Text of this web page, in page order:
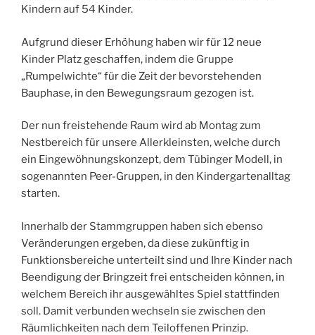
Kindern auf 54 Kinder.
Aufgrund dieser Erhöhung haben wir für 12 neue
Kinder Platz geschaffen, indem die Gruppe
„Rumpelwichte“ für die Zeit der bevorstehenden
Bauphase, in den Bewegungsraum gezogen ist.
Der nun freistehende Raum wird ab Montag zum
Nestbereich für unsere Allerkleinsten, welche durch
ein Eingewöhnungskonzept, dem Tübinger Modell, in
sogenannten Peer-Gruppen, in den Kindergartenalltag
starten.
Innerhalb der Stammgruppen haben sich ebenso
Veränderungen ergeben, da diese zukünftig in
Funktionsbereiche unterteilt sind und Ihre Kinder nach
Beendigung der Bringzeit frei entscheiden können, in
welchem Bereich ihr ausgewähltes Spiel stattfinden
soll. Damit verbunden wechseln sie zwischen den
Räumlichkeiten nach dem Teiloffenen Prinzip.